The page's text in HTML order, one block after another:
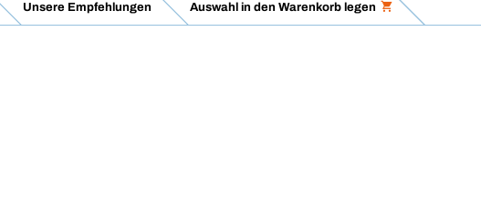
Unsere Empfehlungen Auswahl in den Warenkorb legen